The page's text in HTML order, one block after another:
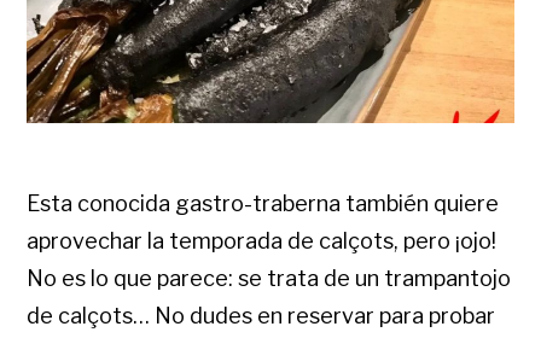
Esta conocida gastro-traberna también quiere
aprovechar la temporada de calçots, pero ¡ojo!
No es lo que parece: se trata de un trampantojo
de calçots… No dudes en reservar para probar